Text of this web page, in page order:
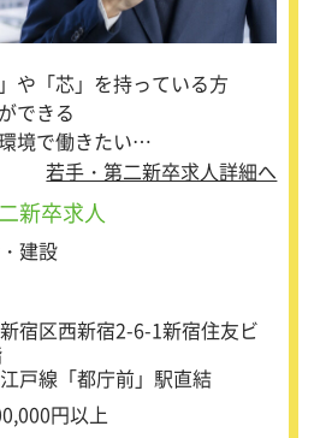
直しや物件のリフォームなど
ます。
や「芯」を持っている方
できる
境で働きたい
「夢・野心」を持っている
い」仲間と一緒に成長したい
若手・第二新卒求人詳細へ
新卒求人
建設
宿区西新宿2-6-1新宿住友ビ
戸線「都庁前」駅直結
円以上